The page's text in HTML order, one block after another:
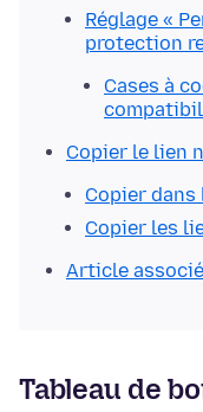
Réglage «
protection
Cases à
Copier le lien
Copier dans
Copier les
Article associé
Tableau de